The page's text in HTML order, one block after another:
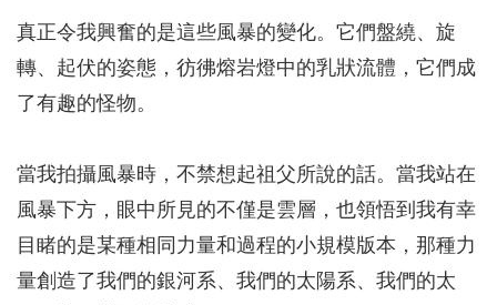
真正令我興奮的是這些風暴的變化。它們盤繞、旋
轉、起伏的姿態，彷彿熔岩燈中的乳狀流體，它們成
了有趣的怪物。
當我拍攝風暴時，不禁想起祖父所說的話。當我站在
風暴下方，眼中所見的不僅是雲層，也領悟到我有幸
目睹的是某種相同力量和過程的小規模版本，那種力
量創造了我們的銀河系、我們的太陽系、我們的太